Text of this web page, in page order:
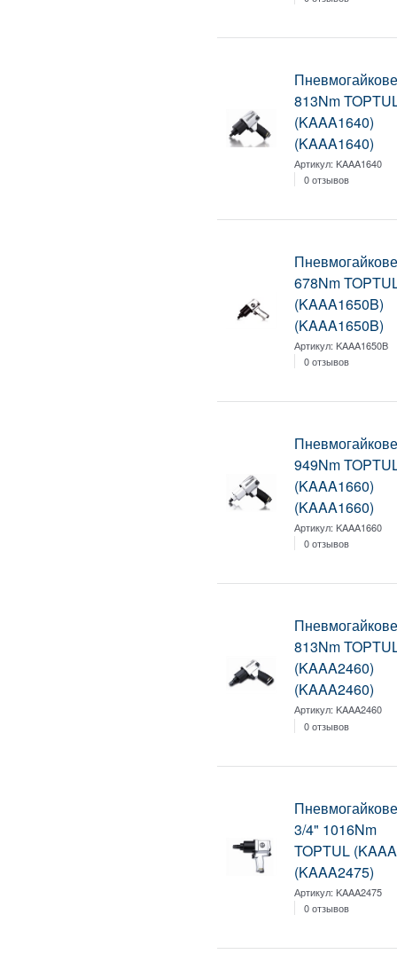
813Nm
(KAAA1640)
(KAAA1640)
Артикул:KAAA1640
0 отзывов
678Nm
(KAAA1650B)
(KAAA1650B)
Артикул:KAAA1650B
0 отзывов
949Nm
(KAAA1660)
(KAAA1660)
Артикул:KAAA1660
0 отзывов
813Nm
(KAAA2460)
(KAAA2460)
Артикул:KAAA2460
0 отзывов
3/4" 1016Nm
TOPTUL
(KAAA2475)
Артикул:KAAA2475
0 отзывов